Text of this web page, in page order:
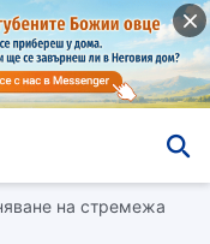
на стремежа